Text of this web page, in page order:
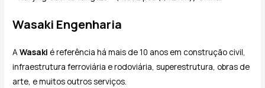
Wasaki Engenharia
AWasaki é referência há mais de 10 anos em construção civil,
infraestrutura ferroviária e rodoviária, superestrutura, obras de
arte, e muitos outros serviços.